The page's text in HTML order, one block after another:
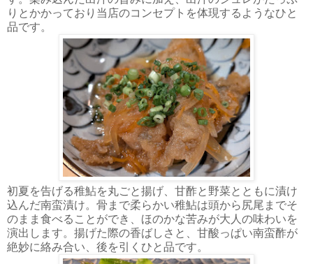
りとかかっており当店のコンセプトを体現するようなひと
品です。
初夏を告げる稚鮎を丸ごと揚げ、甘酢と野菜とともに漬け
込んだ南蛮漬け。骨まで柔らかい稚鮎は頭から尻尾までそ
のまま食べることができ、ほのかな苦みが大人の味わいを
演出します。揚げた際の香ばしさと、甘酸っぱい南蛮酢が
絶妙に絡み合い、後を引くひと品です。